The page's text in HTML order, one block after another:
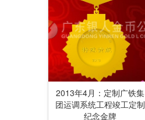
2013年4月：定制广铁集
团运调系统工程竣工定制
纪念金牌